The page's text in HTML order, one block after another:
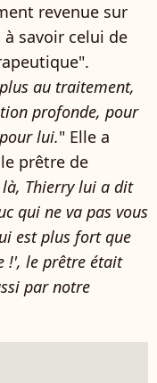
revenue sur
savoir celui de
au traitement,
profonde, pour
lui." Elle a
prêtre de
là, Thierry lui a dit
qui ne va pas vous
est plus fort que
!', le prêtre était
par notre